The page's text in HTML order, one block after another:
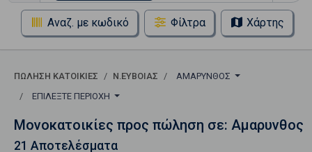
Αναζ. με κωδικό Φίλτρα Χάρτης
ΠΏΛΗΣΗ ΚΑΤΟΙΚΊΕΣ Ν.ΕΥΒΟΙΑΣ
ΑΜΑΡΥΝΘΟΣ
ΕΠΙΛΈΞΤΕ ΠΕΡΙΟΧΉ
Μονοκατοικίες προς πώληση σε: Αμαρυνθος
21 Αποτελέσματα